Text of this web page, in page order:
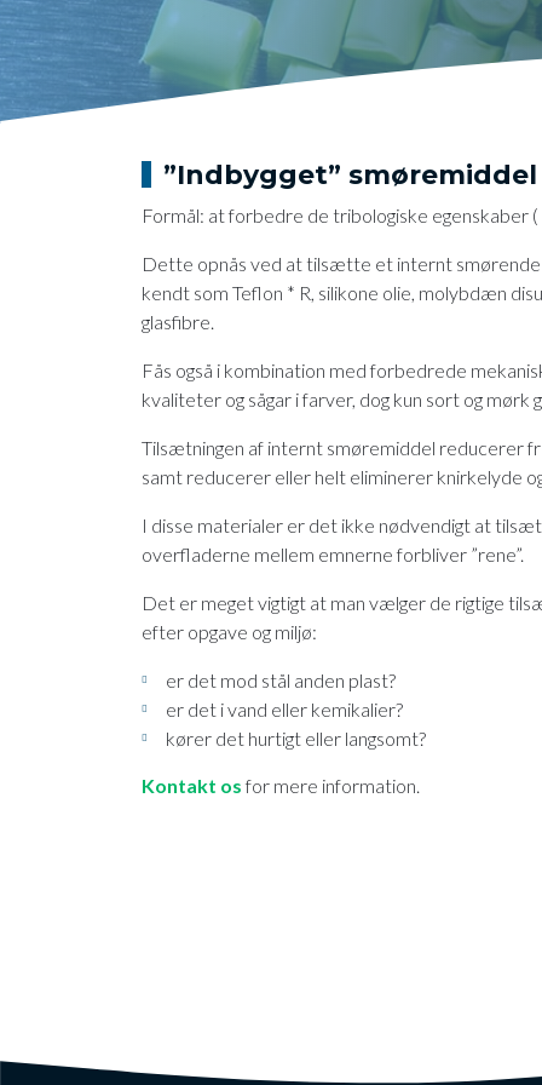
”Indbygget” smøremiddel
Formål: at forbedre de tribologiske egenskaber
Dette opnås ved at tilsætte et internt
kendt som Teflon * R, silikone olie, molybdæn
glasfibre.
​Fås også i kombination med forbedrede
kvaliteter og sågar i farver, dog kun sort og mørk
Tilsætningen af internt smøremiddel reducerer
samt reducerer eller helt eliminerer knirkelyde
I disse materialer er det ikke nødvendigt at
overfladerne mellem emnerne forbliver ”rene”.
​Det er meget vigtigt at man vælger de rigtige
efter opgave og miljø:
er det mod stål anden plast?
er det i vand eller kemikalier?
kører det hurtigt eller langsomt?
Kontakt osfor mere information.